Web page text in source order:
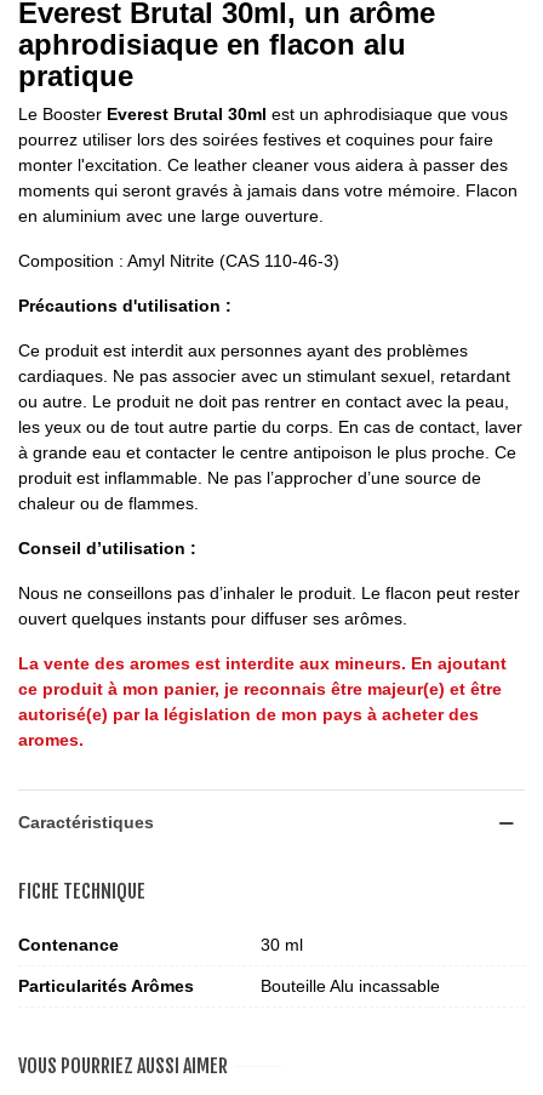
Everest Brutal 30ml, un arôme
aphrodisiaque en flacon alu
pratique
Le Booster Everest Brutal 30ml est un aphrodisiaque que vous
pourrez utiliser lors des soirées festives et coquines pour faire
monter l'excitation. Ce leather cleaner vous aidera à passer des
moments qui seront gravés à jamais dans votre mémoire. Flacon
en aluminium avec une large ouverture.
Composition : Amyl Nitrite (CAS 110-46-3)
Précautions d'utilisation :
Ce produit est interdit aux personnes ayant des problèmes
cardiaques. Ne pas associer avec un stimulant sexuel, retardant
ou autre. Le produit ne doit pas rentrer en contact avec la peau,
les yeux ou de tout autre partie du corps. En cas de contact, laver
à grande eau et contacter le centre antipoison le plus proche. Ce
produit est inflammable. Ne pas l’approcher d’une source de
chaleur ou de flammes.
Conseil d’utilisation :
Nous ne conseillons pas d’inhaler le produit. Le flacon peut rester
ouvert quelques instants pour diffuser ses arômes.
La vente des aromes est interdite aux mineurs. En ajoutant
ce produit à mon panier, je reconnais être majeur(e) et être
autorisé(e) par la législation de mon pays à acheter des
aromes.
Caractéristiques
FICHE TECHNIQUE
Contenance 30 ml
Particularités Arômes Bouteille Alu incassable
VOUS POURRIEZ AUSSI AIMER